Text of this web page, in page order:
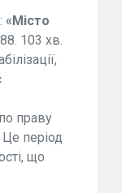
«Місто
103 хв.
праву
період
що